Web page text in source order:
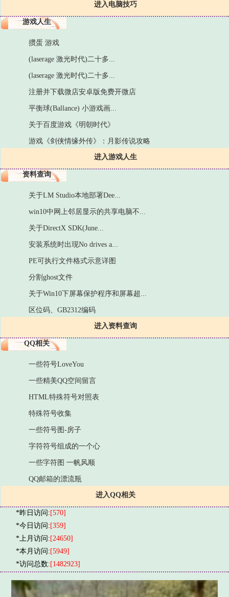
进入电脑技巧
游戏人生
进入游戏人生
掼蛋 游戏
(laserage 激光时代)二十多...
(laserage 激光时代)二十多...
注册并下载微店安卓版免费开微店
平衡球(Ballance) 小游戏画...
关于百度游戏《明朝时代》
游戏《剑侠情缘外传》：月影传说攻略
资料查询
进入资料查询
关于LM Studio本地部署Dee...
win10中网上邻居显示的共享电脑不...
关于DirectX SDK(June...
安装系统时出现No drives a...
PE可执行文件格式示意详图
分割ghost文件
关于Win10下屏幕保护程序和屏幕超...
区位码、GB2312编码
QQ相关
进入QQ相关
一些符号LoveYou
一些精美QQ空间留言
HTML特殊符号对照表
特殊符号收集
一些符号图-房子
字符符号组成的一个心
一些字符图 一帆风顺
QQ邮箱的漂流瓶
*昨日访问: [570]
*今日访问: [359]
*上月访问: [24650]
*本月访问: [5949]
*访问总数: [1482923]